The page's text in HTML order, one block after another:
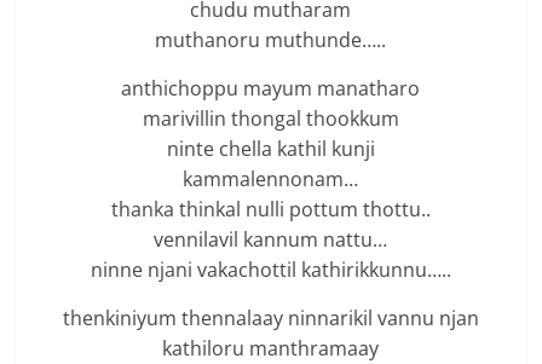
chudu mutharam
muthanoru muthunde…..
anthichoppu mayum manatharo
marivillin thongal thookkum
ninte chella kathil kunji
kammalennonam…
thanka thinkal nulli pottum thottu..
vennilavil kannum nattu…
ninne njani vakachottil kathirikkunnu…..
thenkiniyum thennalaay ninnarikil vannu njan
kathiloru manthramaay